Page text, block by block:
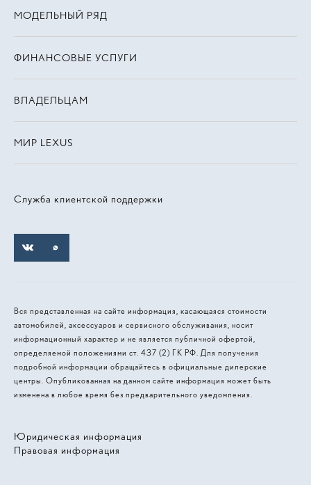
Служба клиентской поддержки
МОДЕЛЬНЫЙ РЯД
ФИНАНСОВЫЕ УСЛУГИ
ВЛАДЕЛЬЦАМ
МИР LEXUS
Вся представленная на сайте информация, касающаяся стоимости
автомобилей, аксессуаров и сервисного обслуживания, носит
информационный характер и не является публичной офертой,
определяемой положениями ст. 437 (2) ГК РФ. Для получения
подробной информации обращайтесь в официальные дилерские
центры. Опубликованная на данном сайте информация может быть
изменена в любое время без предварительного уведомления.
Юридическая информация
Правовая информация